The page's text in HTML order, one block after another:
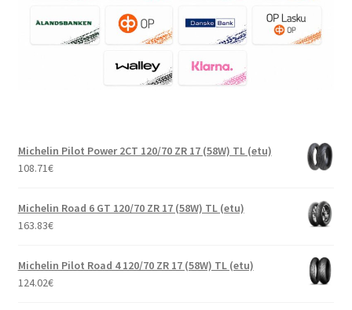
Michelin Pilot Power 2CT 120/70 ZR 17 (58W) TL (etu)
108.71€
Michelin Road 6 GT 120/70 ZR 17 (58W) TL (etu)
163.83€
Michelin Pilot Road 4 120/70 ZR 17 (58W) TL (etu)
124.02€